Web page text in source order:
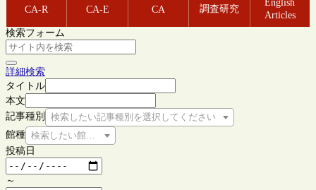
CA-R CA-E CA 調査研究
English
Articles
検索フォーム
詳細検索
タイトル
本文
記事種別
検索したい記事種別を選択してください
館種 検索したい館種を選択してください
投稿日
～